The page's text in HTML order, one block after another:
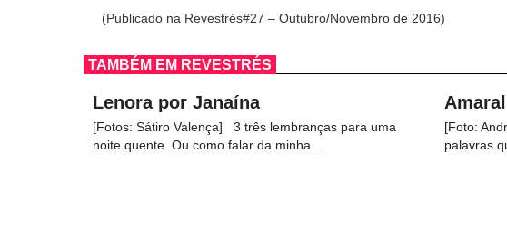
(Publicado na Revestrés#27 – Outubro/Novembro de 2016)
TAMBÉM EM REVESTRÉS
Lenora por Janaína
[Fotos: Sátiro Valença] 3 três lembranças para uma
noite quente. Ou como falar da minha...
[Foto:
palavras